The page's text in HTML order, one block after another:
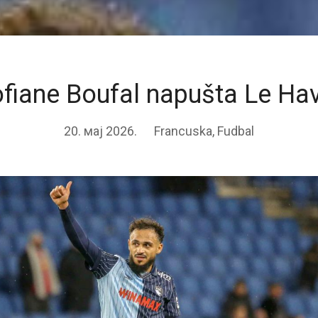
Boufal napušta Le
20. мај 2026. Francuska, Fudbal